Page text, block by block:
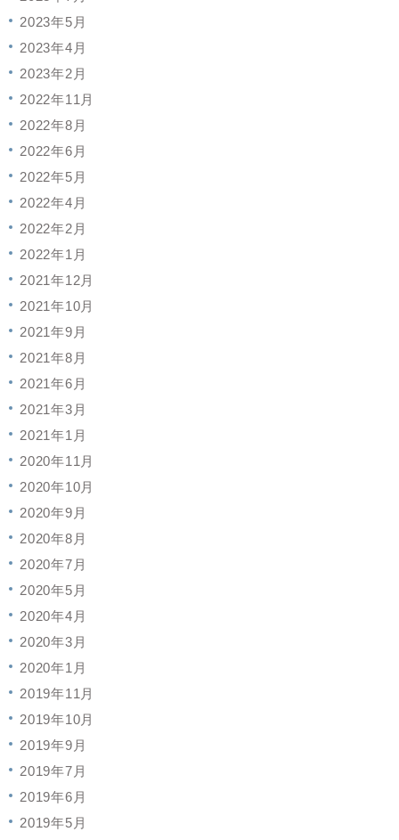
2023年5月
2023年4月
2023年2月
2022年11月
2022年8月
2022年6月
2022年5月
2022年4月
2022年2月
2022年1月
2021年12月
2021年10月
2021年9月
2021年8月
2021年6月
2021年3月
2021年1月
2020年11月
2020年10月
2020年9月
2020年8月
2020年7月
2020年5月
2020年4月
2020年3月
2020年1月
2019年11月
2019年10月
2019年9月
2019年7月
2019年6月
2019年5月